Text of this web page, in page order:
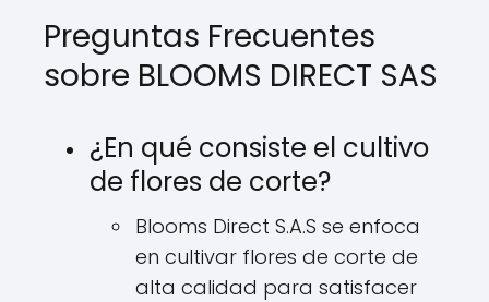
Preguntas Frecuentes
sobre BLOOMS DIRECT SAS
¿En qué consiste el cultivo
de flores de corte?
Blooms Direct S.A.S se enfoca
en cultivar flores de corte de
alta calidad para satisfacer